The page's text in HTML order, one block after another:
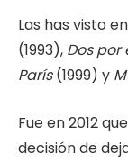
Las has visto
(1993), Dos
París(1999) y
Fue en 2012
decisión de